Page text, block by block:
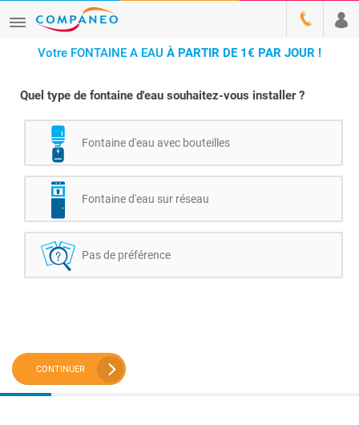
Votre FONTAINE A EAU À PARTIR DE 1€ PAR JOUR !
Quel type de fontaine d'eau souhaitez-vous installer ?
Fontaine d'eau avec bouteilles
Fontaine d'eau sur réseau
Pas de préférence
CONTINUER